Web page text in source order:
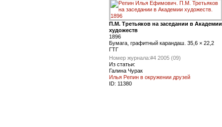
П.М. Третьяков на заседании в Академии
художеств
1896
Бумага, графитный карандаш. 35,6 × 22,2
ГТГ
Номер журнала:#4 2005 (09)
Из статьи:
Галина Чурак
Илья Репин в окружении друзей
ID: 11380